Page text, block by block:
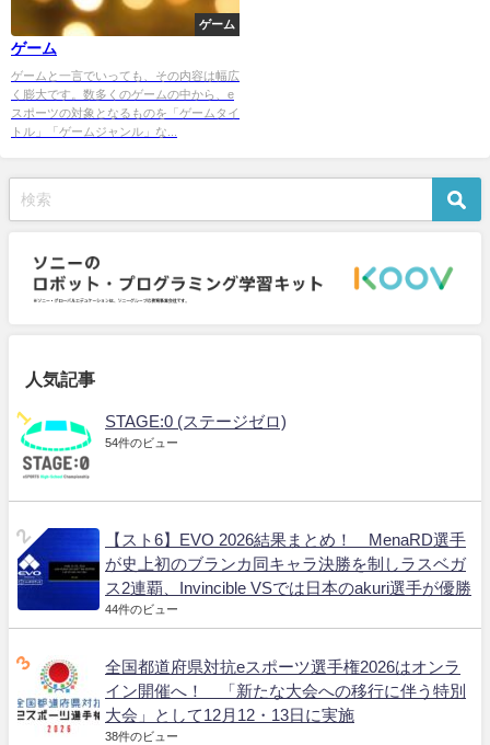
ゲーム
ゲーム
ゲームと一言でいっても、その内容は幅広
く膨大です。数多くのゲームの中から、e
スポーツの対象となるものを「ゲームタイ
トル」「ゲームジャンル」な...
人気記事
STAGE:0 (ステージゼロ)
54件のビュー
【スト6】EVO 2026結果まとめ！ MenaRD選手
が史上初のブランカ同キャラ決勝を制しラスベガ
ス2連覇、Invincible VSでは日本のakuri選手が優勝
44件のビュー
全国都道府県対抗eスポーツ選手権2026はオンラ
イン開催へ！ 「新たな大会への移行に伴う特別
大会」として12月12・13日に実施
38件のビュー